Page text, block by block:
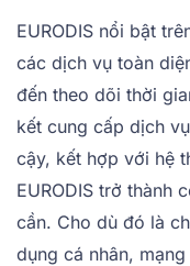
EURODIS nổi bật
các dịch vụ toàn
đến theo dõi thời
kết cung cấp dịch
cậy, kết hợp với hệ
EURODIS trở thành
cần. Cho dù đó là
dụng cá nhân,